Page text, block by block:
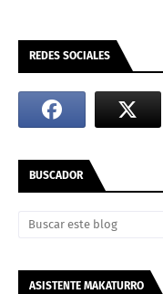
REDES SOCIALES
BUSCADOR
ASISTENTE MAKATURRO